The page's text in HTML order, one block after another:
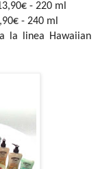
- 220 ml
- 240 ml
la linea Hawaiian